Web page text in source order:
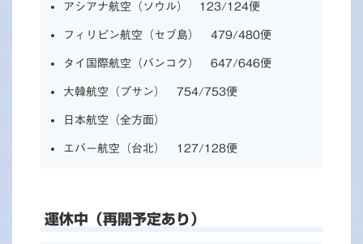
アシアナ航空（ソウル） 123/124便
フィリピン航空（セブ島） 479/480便
タイ国際航空（バンコク） 647/646便
大韓航空（プサン） 754/753便
日本航空（全方面）
エバー航空（台北） 127/128便
運休中（再開予定あり）